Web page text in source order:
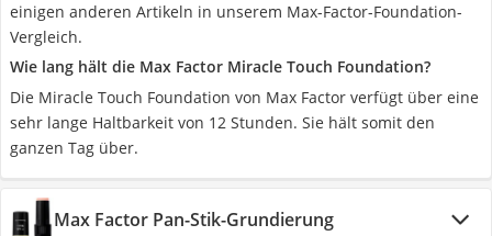
einigen anderen Artikeln in unserem Max-Factor-Foundation-
Vergleich.
Wie lang hält die Max Factor Miracle Touch Foundation?
Die Miracle Touch Foundation von Max Factor verfügt über eine
sehr lange Haltbarkeit von 12 Stunden. Sie hält somit den
ganzen Tag über.
Max Factor Pan-Stik-Grundierung